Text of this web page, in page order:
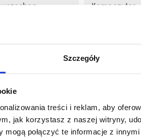
Szczegóły
treści i reklam, aby
jak korzystasz z naszej witryny,
połączyć te informacje z
Kompozytor
object of